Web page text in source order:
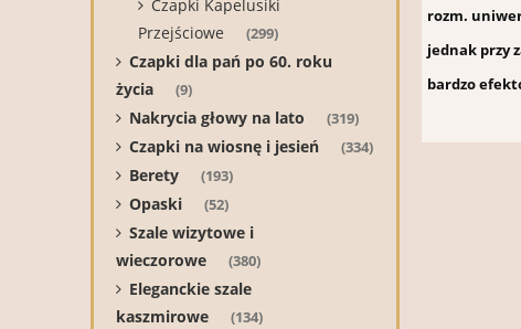
Czapki Kapelusiki
Przejściowe
(299)
Czapki dla pań po 60. roku
życia
(9)
Nakrycia głowy na lato (319)
Czapki na wiosnę i jesień (334)
Berety (193)
Opaski (52)
Szale wizytowe i
wieczorowe
(380)
Eleganckie szale
kaszmirowe
(134)
rozm.
jednak przy
bardzo